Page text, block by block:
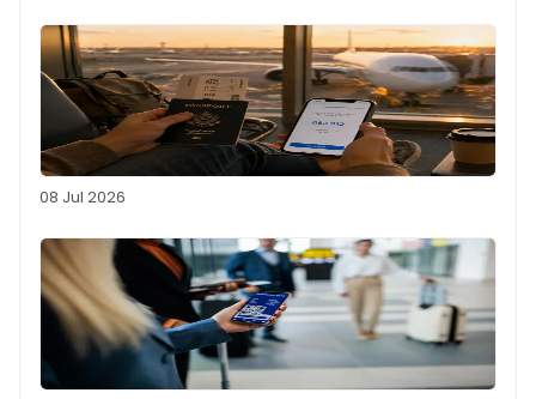
08 Jul 2026